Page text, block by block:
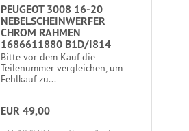
PEUGEOT 3008 16-20
NEBELSCHEINWERFER
CHROM RAHMEN
1686611880 B1D/I814
Bitte vor dem Kauf die
Teilenummer vergleichen, um
Fehlkauf zu...
EUR 49,00